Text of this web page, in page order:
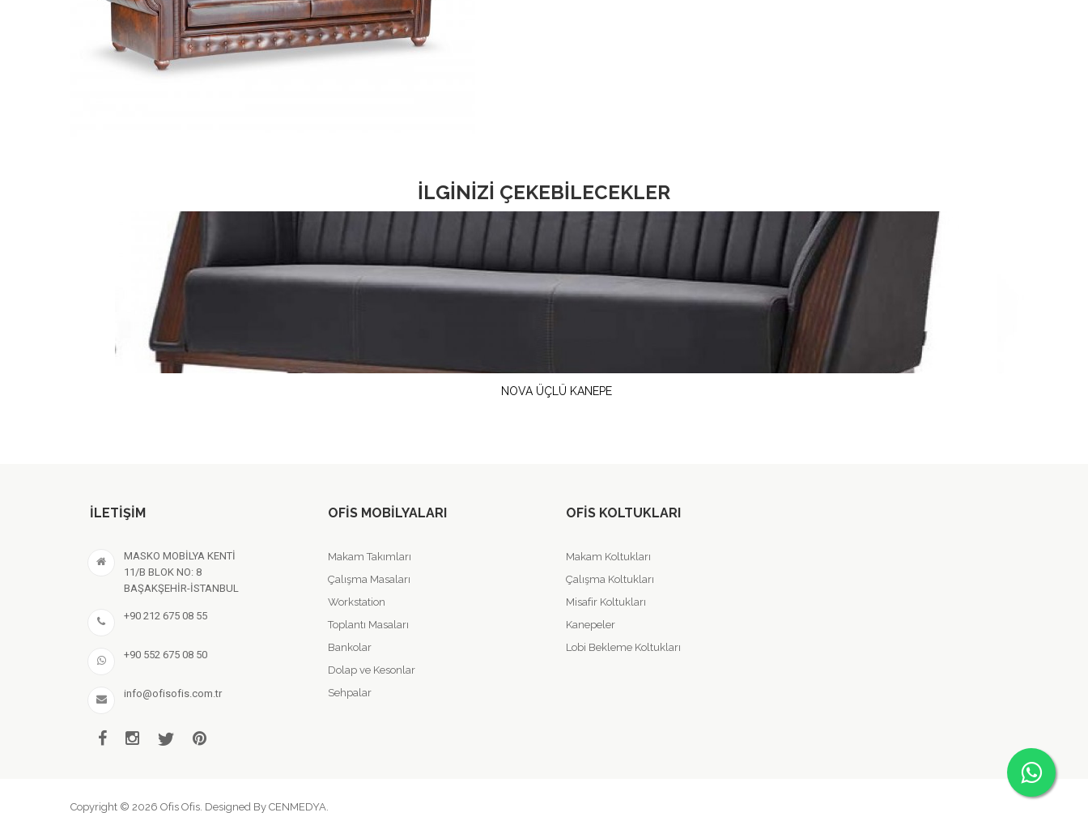
İLGİNİZİ ÇEKEBİLECEKLER
NOVA ÜÇLÜ KANEPE
İLETIŞIM
MASKO MOBİLYA KENTİ
11/B BLOK NO: 8
BAŞAKŞEHİR-İSTANBUL
+90 212 675 08 55
+90 552 675 08 50
info@ofisofis.com.tr
OFIS MOBILYALARI
Makam Takımları
Çalışma Masaları
Workstation
Toplantı Masaları
Bankolar
Dolap ve Kesonlar
Sehpalar
OFIS KOLTUKLARI
Makam Koltukları
Çalışma Koltukları
Misafir Koltukları
Kanepeler
Lobi Bekleme Koltukları
Copyright © 2026 Ofis Ofis. Designed By CENMEDYA.